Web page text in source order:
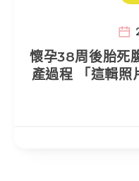
懷孕38周後胎死
產過程 「這輯照